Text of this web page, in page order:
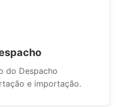
do Despacho
e importação.